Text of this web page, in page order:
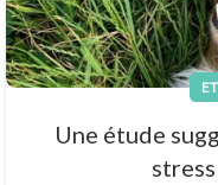
Une étude